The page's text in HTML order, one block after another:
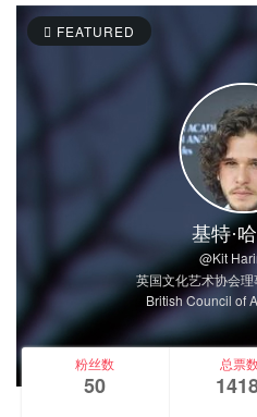
FEATURED
基特·
@Kit
英国文化艺术协会
British Council of
粉丝数
50
总票